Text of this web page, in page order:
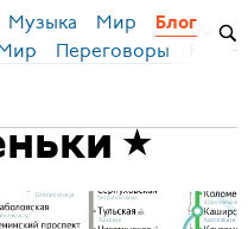
Музыка Мир
Блог
Переговоры